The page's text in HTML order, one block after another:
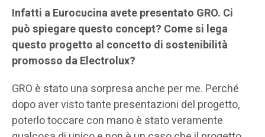
Infatti a Eurocucina avete presentato GRO. Ci
può spiegare questo concept? Come si lega
questo progetto al concetto di sostenibilità
promosso da Electrolux?
GRO è stato una sorpresa anche per me. Perché
dopo aver visto tante presentazioni del progetto,
poterlo toccare con mano è stato veramente